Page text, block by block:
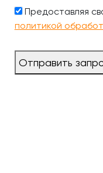
Предоставляя
политикой
Отправить